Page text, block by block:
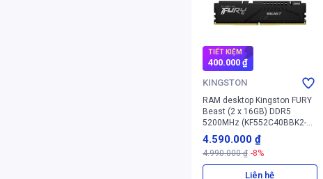
TIẾT KIỆM
400.000 ₫
KINGSTON
RAM desktop Kingston FURY
Beast (2 x 16GB) DDR5
5200MHz (KF552C40BBK2-
32)
4.590.000 ₫
4.990.000 ₫ -8%
Liên hệ